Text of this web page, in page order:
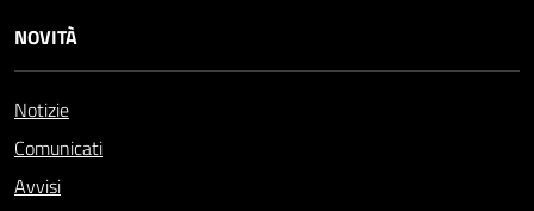
NOVITÀ
Notizie
Comunicati
Avvisi